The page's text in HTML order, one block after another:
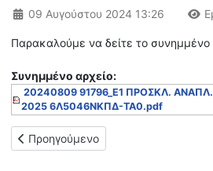
Λεπτομέρειες
09 Αυγούστου 2024 13:26
Παρακαλούμε να δείτε το συνημμένο
Συνημμένo αρχείο:
20240809 91796_Ε1 ΠΡΟΣΚΛ.
2025 6Λ5046ΝΚΠΔ-ΤΑ0.pdf
Προηγούμενο άρθρο: Πρόσκληση
Προηγούμενο